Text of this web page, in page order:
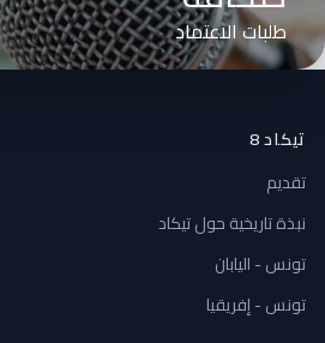
طلبات الاعتماد
تيكاد 8
تقديم
نبذة تاريخية حول تيكاد
تونس - اليابان
تونس - إفريقيا